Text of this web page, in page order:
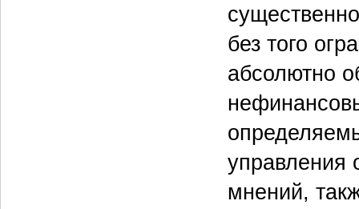
без того
абсолютно
управления
мнений,